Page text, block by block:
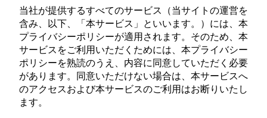
当社が提供するすべてのサービス（当サイトの運営を
含み、以下、「本サービス」といいます。）には、本
プライバシーポリシーが適用されます。そのため、本
サービスをご利用いただくためには、本プライバシー
ポリシーを熟読のうえ、内容に同意していただく必要
があります。同意いただけない場合は、本サービスへ
のアクセスおよび本サービスのご利用はお断りいたし
ます。